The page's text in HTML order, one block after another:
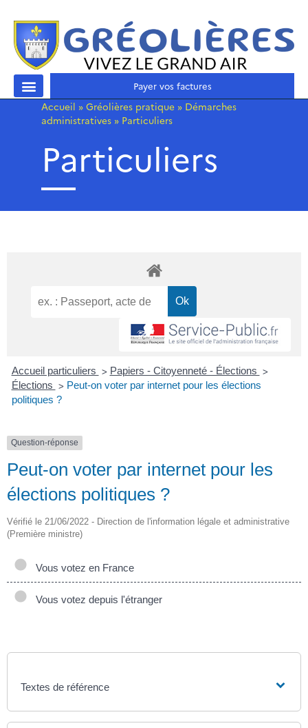
Payer vos factures
Accueil » Gréolières pratique » Démarches
administratives » Particuliers
Particuliers
Accueil particuliers > Papiers - Citoyenneté - Élections >
Élections > Peut-on voter par internet pour les élections
politiques ?
Question-réponse
Peut-on voter par internet pour les
élections politiques ?
Vérifié le 21/06/2022 - Direction de l'information légale et administrative
(Première ministre)
Vous votez en France
Vous votez depuis l'étranger
Textes de référence